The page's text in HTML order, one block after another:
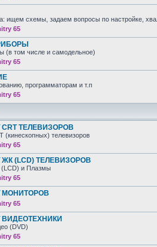
ищем схемы, задаем вопросы по настройке,
65
(в том числе и самодельное)
65
программаторам и т.п
65
ТЕЛЕВИЗОРОВ
(кинескопных) телевизоров
65
(LCD) ТЕЛЕВИЗОРОВ
и Плазмы
65
МОНИТОРОВ
65
(DVD)
65